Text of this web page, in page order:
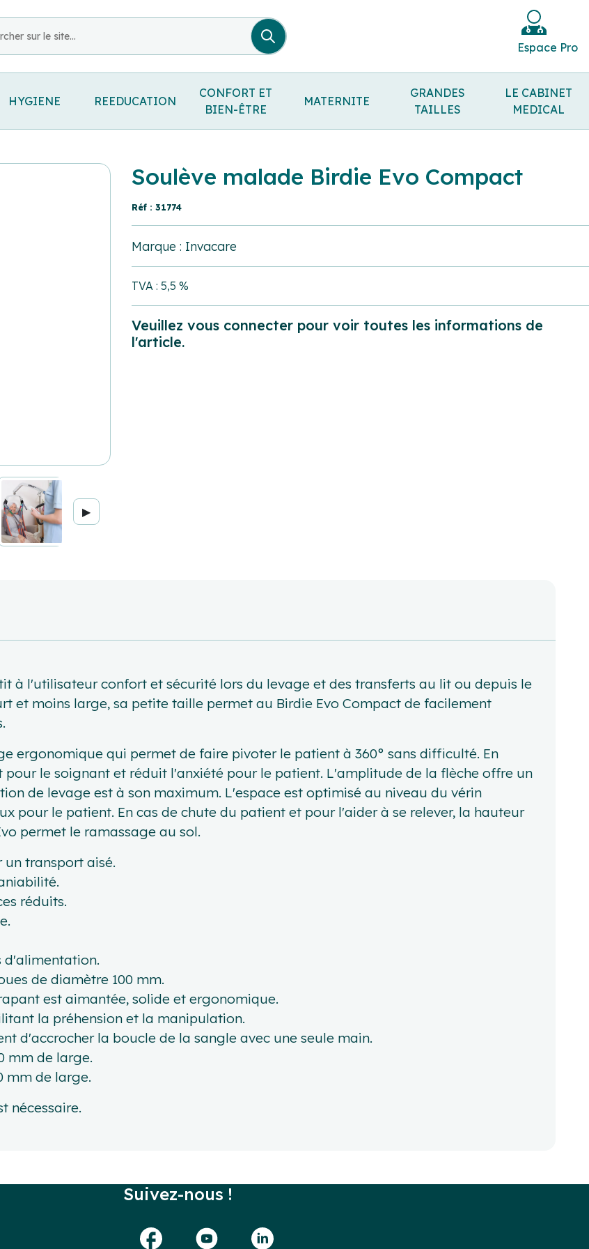
Espace Pro
HYGIENE REEDUCATION
CONFORT ET
BIEN-ÊTRE
MATERNITE
GRANDES
TAILLES
LE CABINET
MEDICAL
▶
Soulève malade Birdie Evo Compact
Réf : 31774
Marque : Invacare
TVA : 5,5 %
Veuillez vous connecter pour voir toutes les informations de
l'article.
à l'utilisateur confort et sécurité lors du levage et des transferts au lit ou depuis le
et moins large, sa petite taille permet au Birdie Evo Compact de facilement
ergonomique qui permet de faire pivoter le patient à 360° sans difficulté. En
le soignant et réduit l'anxiété pour le patient. L'amplitude de la flèche offre un
de levage est à son maximum. L'espace est optimisé au niveau du vérin
pour le patient. En cas de chute du patient et pour l'aider à se relever, la hauteur
permet le ramassage au sol.
transport aisé.
réduits.
d'alimentation.
de diamètre 100 mm.
est aimantée, solide et ergonomique.
la préhension et la manipulation.
d'accrocher la boucle de la sangle avec une seule main.
mm de large.
mm de large.
nécessaire.
Suivez-nous !